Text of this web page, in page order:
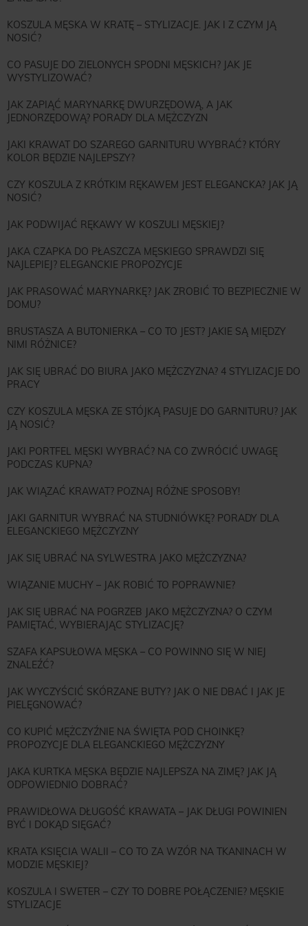
KOSZULA MĘSKA W KRATĘ – STYLIZACJE. JAK I Z CZYM JĄ
NOSIĆ?
CO PASUJE DO ZIELONYCH SPODNI MĘSKICH? JAK JE
WYSTYLIZOWAĆ?
JAK ZAPIĄĆ MARYNARKĘ DWURZĘDOWĄ, A JAK
JEDNORZĘDOWĄ? PORADY DLA MĘŻCZYZN
JAKI KRAWAT DO SZAREGO GARNITURU WYBRAĆ? KTÓRY
KOLOR BĘDZIE NAJLEPSZY?
CZY KOSZULA Z KRÓTKIM RĘKAWEM JEST ELEGANCKA? JAK JĄ
NOSIĆ?
JAK PODWIJAĆ RĘKAWY W KOSZULI MĘSKIEJ?
JAKA CZAPKA DO PŁASZCZA MĘSKIEGO SPRAWDZI SIĘ
NAJLEPIEJ? ELEGANCKIE PROPOZYCJE
JAK PRASOWAĆ MARYNARKĘ? JAK ZROBIĆ TO BEZPIECZNIE W
DOMU?
BRUSTASZA A BUTONIERKA – CO TO JEST? JAKIE SĄ MIĘDZY
NIMI RÓŻNICE?
JAK SIĘ UBRAĆ DO BIURA JAKO MĘŻCZYZNA? 4 STYLIZACJE DO
PRACY
CZY KOSZULA MĘSKA ZE STÓJKĄ PASUJE DO GARNITURU? JAK
JĄ NOSIĆ?
JAKI PORTFEL MĘSKI WYBRAĆ? NA CO ZWRÓCIĆ UWAGĘ
PODCZAS KUPNA?
JAK WIĄZAĆ KRAWAT? POZNAJ RÓŻNE SPOSOBY!
JAKI GARNITUR WYBRAĆ NA STUDNIÓWKĘ? PORADY DLA
ELEGANCKIEGO MĘŻCZYZNY
JAK SIĘ UBRAĆ NA SYLWESTRA JAKO MĘŻCZYZNA?
WIĄZANIE MUCHY – JAK ROBIĆ TO POPRAWNIE?
JAK SIĘ UBRAĆ NA POGRZEB JAKO MĘŻCZYZNA? O CZYM
PAMIĘTAĆ, WYBIERAJĄC STYLIZACJĘ?
SZAFA KAPSUŁOWA MĘSKA – CO POWINNO SIĘ W NIEJ
ZNALEŹĆ?
JAK WYCZYŚCIĆ SKÓRZANE BUTY? JAK O NIE DBAĆ I JAK JE
PIELĘGNOWAĆ?
CO KUPIĆ MĘŻCZYŹNIE NA ŚWIĘTA POD CHOINKĘ?
PROPOZYCJE DLA ELEGANCKIEGO MĘŻCZYZNY
JAKA KURTKA MĘSKA BĘDZIE NAJLEPSZA NA ZIMĘ? JAK JĄ
ODPOWIEDNIO DOBRAĆ?
PRAWIDŁOWA DŁUGOŚĆ KRAWATA – JAK DŁUGI POWINIEN
BYĆ I DOKĄD SIĘGAĆ?
KRATA KSIĘCIA WALII – CO TO ZA WZÓR NA TKANINACH W
MODZIE MĘSKIEJ?
KOSZULA I SWETER – CZY TO DOBRE POŁĄCZENIE? MĘSKIE
STYLIZACJE